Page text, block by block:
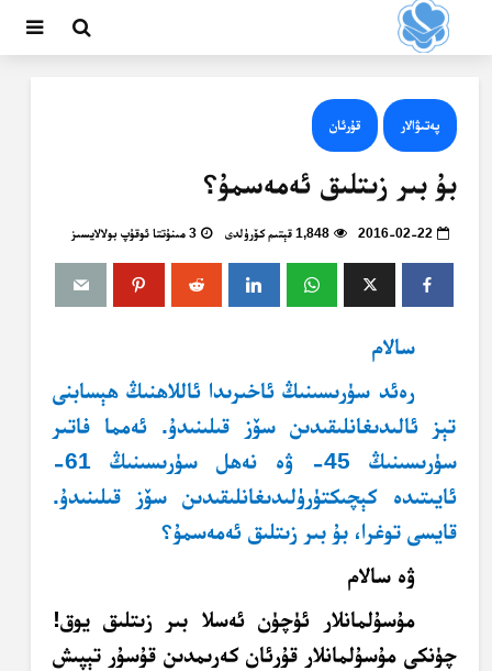
پەتىۋالار قۇرئان
بۇ بىر زىتلىق ئەمەسمۇ؟
2016-02-22 1,848 قېتىم كۆرۈلدى 3 مىنۇتتا ئوقۇپ بولالايسىز
سالام
رەئد سۈرىسىنىڭ ئاخىرىدا ئاللاھنىڭ ھېسابنى
تېز ئالىدىغانلىقىدىن سۆز قىلىنىدۇ. ئەمما فاتىر
سۈرىسىنىڭ 45- ۋە نەھل سۈرىسىنىڭ 61-
ئايىتىدە كېچىكتۈرۈلىدىغانلىقىدىن سۆز قىلىنىدۇ.
قايسى توغرا، بۇ بىر زىتلىق ئەمەسمۇ؟
ۋە سالام
مۇسۇلمانلار ئۈچۈن ئەسلا بىر زىتلىق يوق!
چۈنكى مۇسۇلمانلار قۇرئان كەرىمدىن قۇسۇر تېپىش